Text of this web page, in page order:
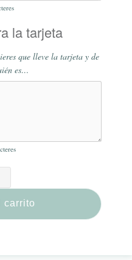
la tarjeta
que lleve la tarjeta y de
es…
carrito